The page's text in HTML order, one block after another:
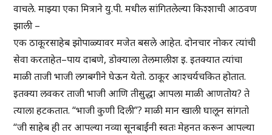
वाचले. माझ्या एका मित्राने यु.पी. मधील सांगितलेल्या किश्शाची आठवण
झाली –
एक ठाकूरसाहेब झोपाळ्यावर मजेत बसले आहेत. दोनचार नोकर त्यांची
सेवा करताहेत–पाय दाबणे, डोक्याला तेलमालीश इ. इतक्यात त्यांचा
माळी ताजी भाजी लगबगीने घेऊन येतो. ठाकूर आश्चर्यचकित होतात.
इतक्या लवकर ताजी भाजी आणि तीसुद्धा आपला माळी आणतोय? ते
त्याला हटकतात. “भाजी कुणी दिली”? माळी मान खाली घालून सांगतो
“जी साहेब ही तर आपल्या नव्या सूनबाईंनी स्वतः मेहनत करून आपल्या